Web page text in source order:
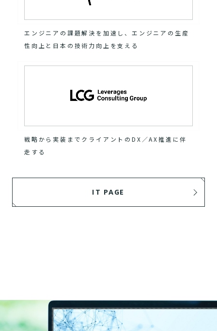
エンジニアの課題解決を加速し、エンジニアの生産
性向上と日本の技術力向上を支える
戦略から実装までクライアントのDX／AX推進に伴
走する
IT PAGE